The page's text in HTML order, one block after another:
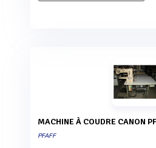
MACHINE À COUDRE CANON
PFAFF